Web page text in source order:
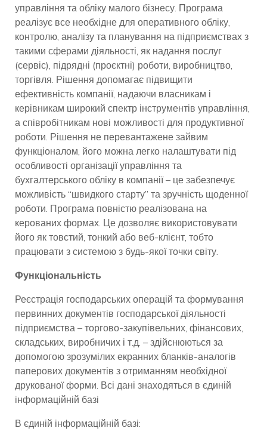
управління та обліку малого бізнесу. Програма
реалізує все необхідне для оперативного обліку,
контролю, аналізу та планування на підприємствах з
такими сферами діяльності, як надання послуг
(сервіс), підрядні (проєктні) роботи, виробництво,
торгівля. Рішення допомагає підвищити
ефективність компанії, надаючи власникам і
керівникам широкий спектр інструментів управління,
а співробітникам нові можливості для продуктивної
роботи. Рішення не перевантажене зайвим
функціоналом, його можна легко налаштувати під
особливості організації управління та
бухгалтерського обліку в компанії – це забезпечує
можливість “швидкого старту” та зручність щоденної
роботи. Програма повністю реалізована на
керованих формах. Це дозволяє використовувати
його як товстий, тонкий або веб-клієнт, тобто
працювати з системою з будь-якої точки світу.
Функціональність
Реєстрація господарських операцій та формування
первинних документів господарської діяльності
підприємства – торгово-закупівельних, фінансових,
складських, виробничих і т.д. – здійснюються за
допомогою зрозумілих екранних бланків-аналогів
паперових документів з отриманням необхідної
друкованої форми. Всі дані знаходяться в єдиній
інформаційній базі
В єдиній інформаційній базі: